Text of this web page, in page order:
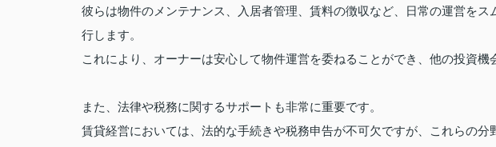
彼らは物件のメンテナンス、入居者管理、賃料の徴収など、日常の運営を
行します。
これにより、オーナーは安心して物件運営を委ねることができ、他の投資機
また、法律や税務に関するサポートも非常に重要です。
賃貸経営においては、法的な手続きや税務申告が不可欠ですが、これらの